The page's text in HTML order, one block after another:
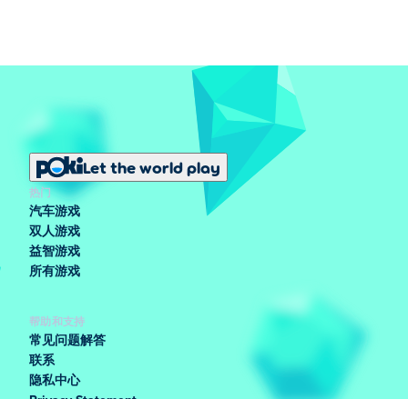
Let the world play
热门
汽车游戏
双人游戏
益智游戏
所有游戏
帮助和支持
常见问题解答
联系
隐私中心